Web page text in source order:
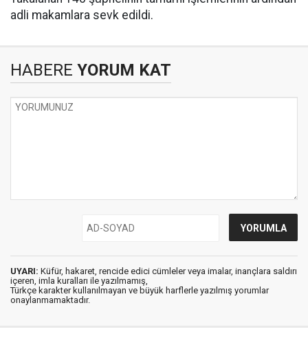
adli makamlara sevk edildi.
HABERE YORUM KAT
UYARI: Küfür, hakaret, rencide edici cümleler veya imalar, inançlara saldırı
içeren, imla kuralları ile yazılmamış,
Türkçe karakter kullanılmayan ve büyük harflerle yazılmış yorumlar
onaylanmamaktadır.